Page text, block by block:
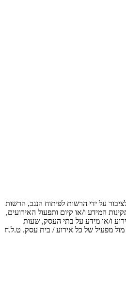
על ידי הרשות לפיתוח הנגב, הרשות
המידע ו/או קיום ותפעול האירועים,
ו/או מידע על בתי העסק, שעות
מול מפעיל של כל אירוע / בית עסק. ט.ל.ח